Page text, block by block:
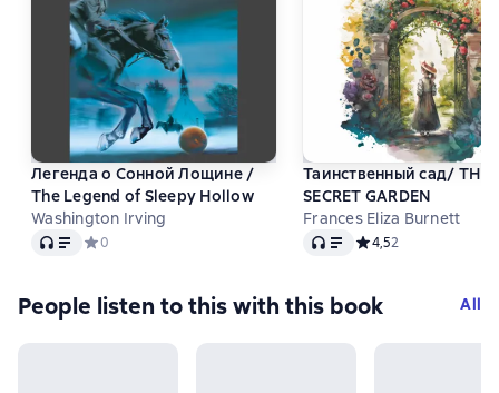
Легенда о Сонной Лощине /
The Legend of Sleepy Hollow
Washington Irving
Audio Средний рейтинг 0 на основе 0 оценок
0
Таинственный сад/ THE
SECRET GARDEN
Frances Eliza Burnett
Audio Средний рейтинг 4,5
4,52
People listen to this with this book All